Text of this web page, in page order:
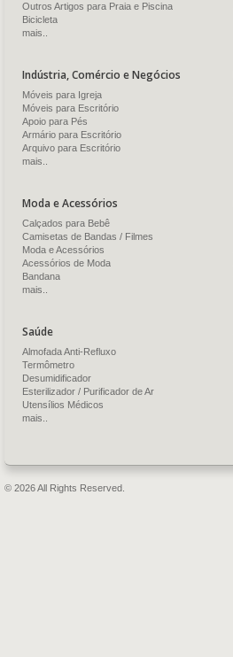
Outros Artigos para Praia e Piscina
Bicicleta
mais..
Indústria, Comércio e Negócios
Móveis para Igreja
Móveis para Escritório
Apoio para Pés
Armário para Escritório
Arquivo para Escritório
mais..
Moda e Acessórios
Calçados para Bebê
Camisetas de Bandas / Filmes
Moda e Acessórios
Acessórios de Moda
Bandana
mais..
Saúde
Almofada Anti-Refluxo
Termômetro
Desumidificador
Esterilizador / Purificador de Ar
Utensílios Médicos
mais..
© 2026 All Rights Reserved.